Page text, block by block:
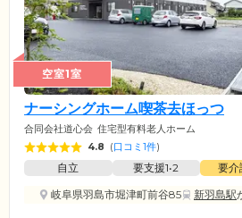
空室1室
ナーシングホーム喫茶去ほっつ
合同会社道心会 住宅型有料老人ホーム
4.8 (口コミ1件)
自立 要支援1•2 要介
岐阜県羽島市堀津町前谷85
新羽島駅